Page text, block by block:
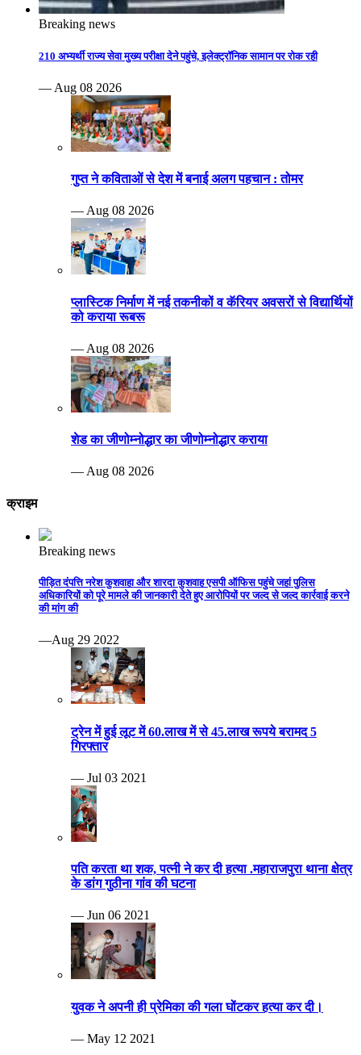
Breaking news
210 अभ्यर्थी राज्य सेवा मुख्य परीक्षा देने पहुंचे, इलेक्ट्रॉनिक सामान पर रोक रही
— Aug 08 2026
गुप्त ने कविताओं से देश में बनाई अलग पहचान : तोमर
— Aug 08 2026
प्लास्टिक निर्माण में नई तकनीकों व कॅरियर अवसरों से विद्यार्थियों
को कराया रूबरू
— Aug 08 2026
शेड का जीणोम्नोद्धार का जीणोम्नोद्धार कराया
— Aug 08 2026
क्राइम
Breaking news
पीड़ित दंपत्ति नरेश कुशवाहा और शारदा कुशवाह एसपी ऑफिस पहुंचे जहां पुलिस
अधिकारियों को पूरे मामले की जानकारी देते हुए आरोपियों पर जल्द से जल्द कार्रवाई करने
की मांग की
—Aug 29 2022
ट्रेन में हुई लूट में 60.लाख में से 45.लाख रूपये बरामद 5
गिरफ्तार
— Jul 03 2021
पति करता था शक, पत्नी ने कर दी हत्या .महाराजपुरा थाना क्षेत्र
के डांग गुठीना गांव की घटना
— Jun 06 2021
युवक ने अपनी ही प्रेमिका की गला घोंटकर हत्या कर दी।
— May 12 2021